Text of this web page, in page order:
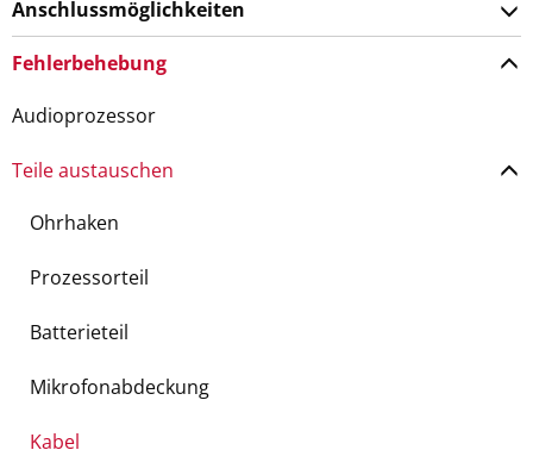
Anschlussmöglichkeiten
Fehlerbehebung
Audioprozessor
Teile austauschen
Ohrhaken
Prozessorteil
Batterieteil
Mikrofonabdeckung
Kabel